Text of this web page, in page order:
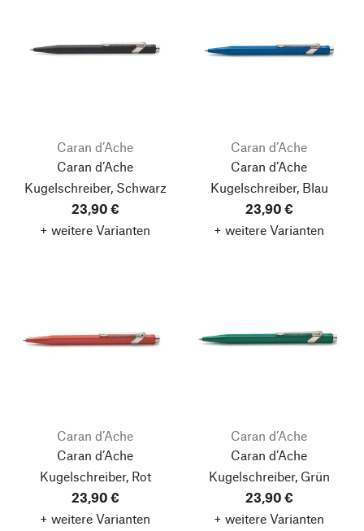
Caran d’Ache
Caran d’Ache
Kugelschreiber, Schwarz
23,90 €
+ weitere Varianten
Caran d’Ache
Caran d’Ache
Kugelschreiber, Blau
23,90 €
+ weitere Varianten
Caran d’Ache
Caran d’Ache
Kugelschreiber, Rot
23,90 €
+ weitere Varianten
Caran d’Ache
Caran d’Ache
Kugelschreiber, Grün
23,90 €
+ weitere Varianten